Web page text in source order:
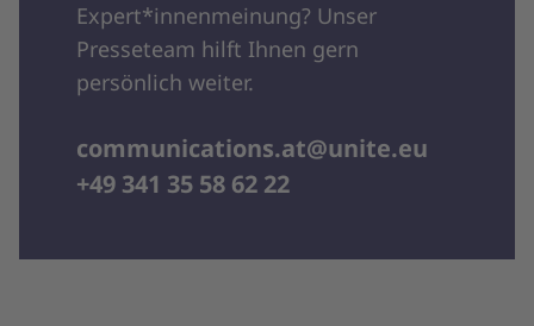
Expert*innenmeinung? Unser
Presseteam hilft Ihnen gern
persönlich weiter.
communications.at@unite.eu
+49 341 35 58 62 22